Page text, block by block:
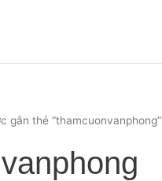
gắn thẻ “thamcuonvanphong”